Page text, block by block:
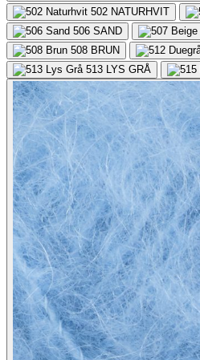
502 NATURHVIT
506 SAND
508 BRUN
513 LYS GRÅ